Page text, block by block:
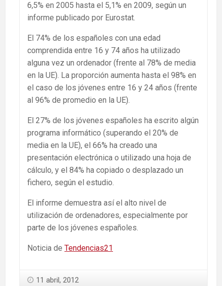
6,5% en 2005 hasta el 5,1% en 2009, según un
informe publicado por Eurostat.
El 74% de los españoles con una edad
comprendida entre 16 y 74 años ha utilizado
alguna vez un ordenador (frente al 78% de media
en la UE). La proporción aumenta hasta el 98% en
el caso de los jóvenes entre 16 y 24 años (frente
al 96% de promedio en la UE).
El 27% de los jóvenes españoles ha escrito algún
programa informático (superando el 20% de
media en la UE), el 66% ha creado una
presentación electrónica o utilizado una hoja de
cálculo, y el 84% ha copiado o desplazado un
fichero, según el estudio.
El informe demuestra así el alto nivel de
utilización de ordenadores, especialmente por
parte de los jóvenes españoles.
Noticia de Tendencias21
11 abril, 2012